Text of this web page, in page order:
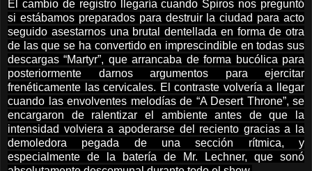
El cambio de registro llegaría cuando Spiros nos preguntó
si estábamos preparados para destruir la ciudad para acto
seguido asestarnos una brutal dentellada en forma de otra
de las que se ha convertido en imprescindible en todas sus
descargas “Martyr”, que arrancaba de forma bucólica para
posteriormente darnos argumentos para ejercitar
frenéticamente las cervicales. El contraste volvería a llegar
cuando las envolventes melodías de “A Desert Throne”, se
encargaron de ralentizar el ambiente antes de que la
intensidad volviera a apoderarse del reciento gracias a la
demoledora pegada de una sección rítmica, y
especialmente de la batería de Mr. Lechner, que sonó